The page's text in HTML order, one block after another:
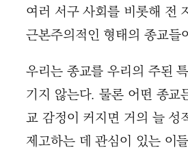
여러 서구 사회를 비롯해 전
근본주의적인 형태의 종교들
우리는 종교를 우리의 주된
기지 않는다. 물론 어떤 종교
교 감정이 커지면 거의 늘 성
제고하는 데 관심이 있는 이